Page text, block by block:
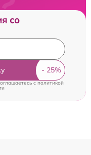
со
c политикой